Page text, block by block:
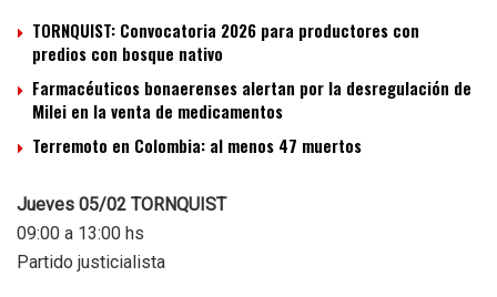
TORNQUIST: Convocatoria 2026 para productores con
predios con bosque nativo
Farmacéuticos bonaerenses alertan por la desregulación de
Milei en la venta de medicamentos
Terremoto en Colombia: al menos 47 muertos
Jueves 05/02 TORNQUIST
09:00 a 13:00 hs
Partido justicialista